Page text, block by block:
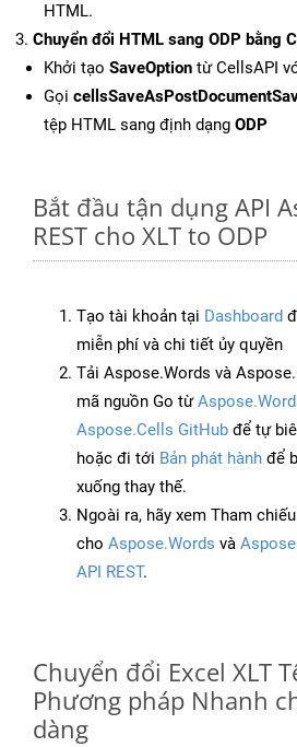
HTML.
Chuyển đổi HTML sang ODP bằng
Khởi tạo SaveOption từ CellsAPI
Gọi
tệp HTML sang định dạng ODP
Bắt đầu tận dụng API
REST cho XLT to ODP
Tạo tài khoản tại Dashboard
miễn phí và chi tiết ủy quyền
Tải Aspose.Words và
mã nguồn Go từ
Aspose.Cells GitHub để tự
hoặc đi tới Bản phát hành để
xuống thay thế.
Ngoài ra, hãy xem Tham
cho Aspose.Words và
API REST.
Chuyển đổi Excel XLT
Phương pháp Nhanh
dàng